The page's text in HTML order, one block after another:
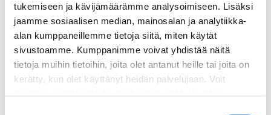
tukemiseen ja kävijämäärämme analysoimiseen. Lisäksi
jaamme sosiaalisen median, mainosalan ja analytiikka-
alan kumppaneillemme tietoja siitä, miten käytät
sivustoamme. Kumppanimme voivat yhdistää näitä
tietoja muihin tietoihin, joita olet antanut heille tai joita on
kerätty, kun olet käyttänyt heidän palvelujaan. Voit
Käyntiosoite: Vistantie 18
Postiosoite: PL 50, 21531 PAIMIO
Vaihde: (02) 474 511
Sähköposti: paimio.kaupunki@paimio.fi